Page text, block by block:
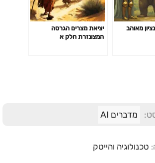
מאוהב
יציאת מצרים הגרסה
המצונזרת חלק א
מדברים AI
טכנולוגיה והייטק